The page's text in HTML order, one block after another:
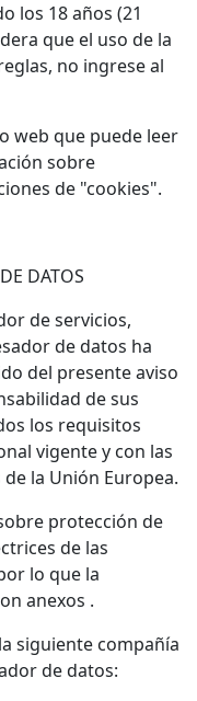
los 18 años (21
que el uso de la
no ingrese al
web que puede leer
sobre
de "cookies".
DATOS
de servicios,
de datos ha
del presente aviso
de sus
los requisitos
vigente y con las
la Unión Europea.
protección de
de las
lo que la
anexos .
siguiente compañía
de datos: